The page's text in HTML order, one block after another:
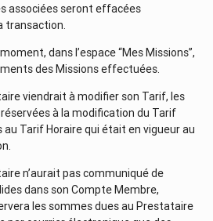
associées seront effacées
transaction.
dans l’espace “Mes Missions”,
des Missions effectuées.
viendrait à modifier son Tarif, les
à la modification du Tarif
Tarif Horaire qui était en vigueur au
n’aurait pas communiqué de
dans son Compte Membre,
les sommes dues au Prestataire